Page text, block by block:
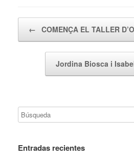
← COMENÇA EL TALLER
Jordina Biosca i
Entradas recientes